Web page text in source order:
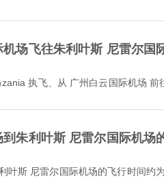
场飞往朱利叶斯 尼雷尔国
执飞、从 广州白云国际机场
朱利叶斯 尼雷尔国际机场
利叶斯 尼雷尔国际机场的飞行时间约